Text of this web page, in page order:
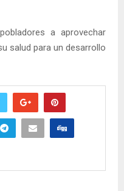
a aprovechar
salud para un desarrollo